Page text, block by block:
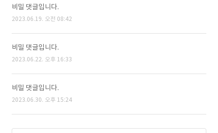
비밀 댓글입니다.
2023.06.19. 오전 08:42
비밀 댓글입니다.
2023.06.22. 오후 16:33
비밀 댓글입니다.
2023.06.30. 오후 15:24